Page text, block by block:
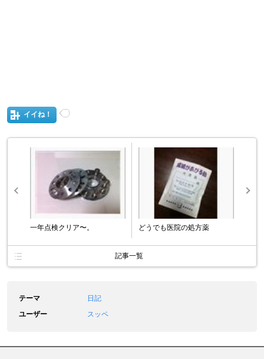
イイね！
一年点検クリア〜。 どうでも医院の処方薬
記事一覧
テーマ
日記
ユーザー
スッペ